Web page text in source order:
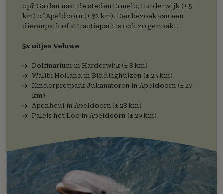
op? Ga dan naar de steden Ermelo, Harderwijk (± 5
km) of Apeldoorn (± 32 km). Een bezoek aan een
dierenpark of attractiepark is ook zo gemaakt.
5x uitjes Veluwe
Dolfinarium in Harderwijk (± 8 km)
Walibi Holland in Biddinghuizen (± 23 km)
Kinderpretpark Julianatoren in Apeldoorn (± 27
km)
Apenheul in Apeldoorn (± 28 km)
Paleis het Loo in Apeldoorn (± 29 km)